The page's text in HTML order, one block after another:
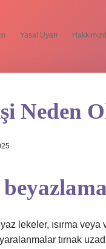
Yasal Uyarı
Neden
lekeler, ısırma
tırnak